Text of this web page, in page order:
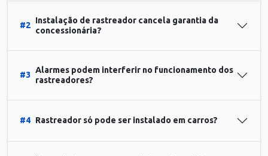
#2
Instalação de rastreador cancela garantia da
concessionária?
#3
Alarmes podem interferir no funcionamento dos
rastreadores?
#4 Rastreador só pode ser instalado em carros?